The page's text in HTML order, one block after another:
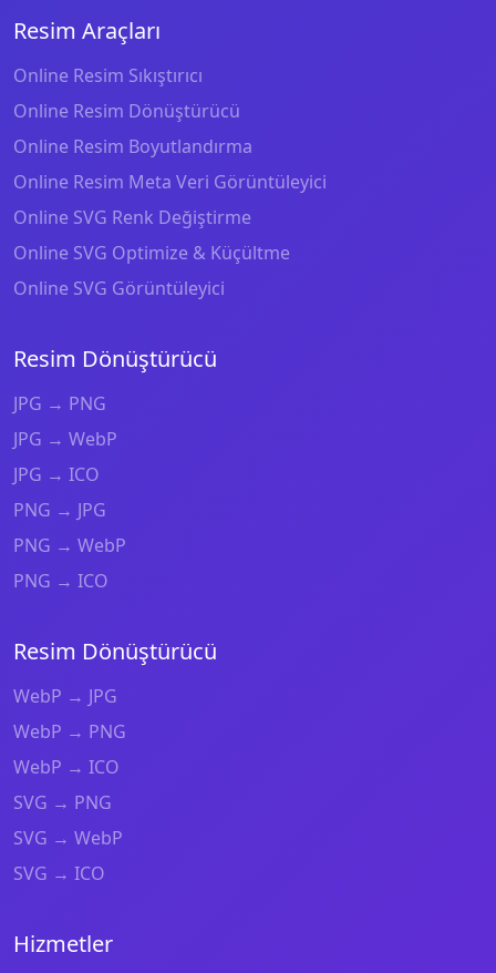
Resim Araçları
Online Resim Sıkıştırıcı
Online Resim Dönüştürücü
Online Resim Boyutlandırma
Online Resim Meta Veri Görüntüleyici
Online SVG Renk Değiştirme
Online SVG Optimize & Küçültme
Online SVG Görüntüleyici
Resim Dönüştürücü
JPG → PNG
JPG → WebP
JPG → ICO
PNG → JPG
PNG → WebP
PNG → ICO
Resim Dönüştürücü
WebP → JPG
WebP → PNG
WebP → ICO
SVG → PNG
SVG → WebP
SVG → ICO
Hizmetler